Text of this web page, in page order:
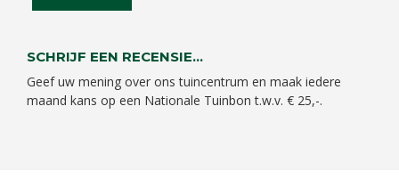
SCHRIJF EEN RECENSIE...
Geef uw mening over ons tuincentrum en maak iedere
maand kans op een Nationale Tuinbon t.w.v. € 25,-.